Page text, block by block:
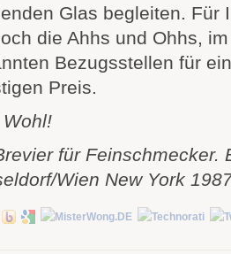
Glas begleiten. Für
die Ahhs und Ohhs,
Bezugsstellen für
Preis.
für Feinschmecker.
Wien New York